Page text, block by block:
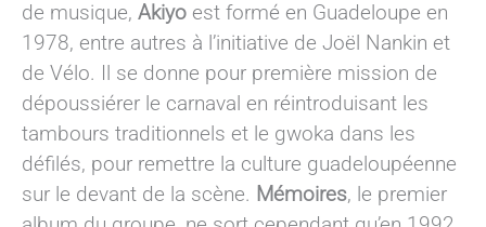
de musique, Akiyo est formé en Guadeloupe en
1978, entre autres à l’initiative de Joël Nankin et
de Vélo. Il se donne pour première mission de
dépoussiérer le carnaval en réintroduisant les
tambours traditionnels et le gwoka dans les
défilés, pour remettre la culture guadeloupéenne
sur le devant de la scène. Mémoires, le premier